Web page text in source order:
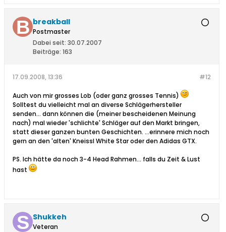
breakball
Postmaster
Dabei seit: 30.07.2007
Beiträge: 163
#12
17.09.2008, 13:36
Auch von mir grosses Lob (oder ganz grosses Tennis)
Solltest du vielleicht mal an diverse Schlägerhersteller
senden... dann können die (meiner bescheidenen Meinung
nach) mal wieder 'schlichte' Schläger auf den Markt bringen,
statt dieser ganzen bunten Geschichten. ...erinnere mich noch
gern an den 'alten' Kneissl White Star oder den Adidas GTX.
PS. Ich hätte da noch 3-4 Head Rahmen... falls du Zeit & Lust
hast
Shukkeh
Veteran